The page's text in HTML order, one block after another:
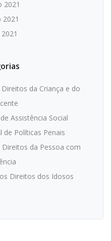
2021
2021
da Criança e do
Assistência Social
de Políticas Penais
da Pessoa com
Direitos dos Idosos